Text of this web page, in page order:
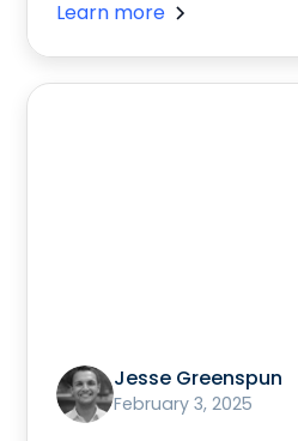
Learn more
Jesse Greenspun
February 3, 2025